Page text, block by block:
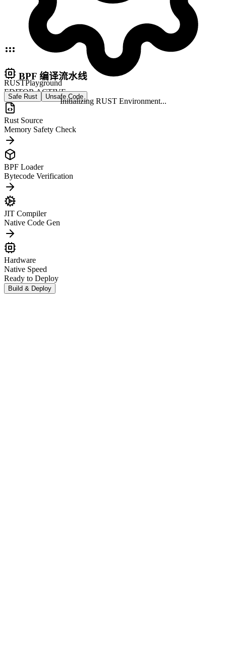
RUSTPlayground
EDITOR ACTIVE
Initializing RUSTEnvironment...
BPF 编译流水线
Safe Rust Unsafe Code
Rust Source
Memory Safety Check
BPF Loader
Bytecode Verification
JIT Compiler
Native Code Gen
Hardware
Native Speed
Ready to Deploy
Build & Deploy